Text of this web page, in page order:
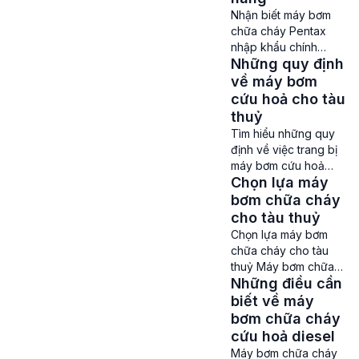
các thương hiệu máy
bơm chữa cháy trên
thị trường hiện nay,
Pentax vẫn luôn là cái
tên được biết tới
nhiều nhất cũng như
được ưa chuộng nhất.
[…]
Nhận biết máy bơm
chữa cháy Pentax
nhập khẩu chính
hãng từ Italy Nhận
biết máy bơm chữa
cháy Pentax – Hiện
nay, thị trường máy
bơm nước ở nước ta
đang có tình trạng trà
trộn rất nhiều hàng
giả, hàng nhái. Nhất là
những dòng máy bơm
nước nổi tiếng được
nhập khẩu […]
Những quy định
về máy bơm
cứu hoả cho tàu
thuỷ
Tìm hiểu những quy
định về việc trang bị
máy bơm cứu hoả
cho tàu thuỷ Máy
bơm cứu hoả cho tàu
thuỷ là một trong
những thiết bị chữa
cháy hàng hải vô
cùng cần thiết, có
khả năng cung cấp
lượng nước lớn với áp
suất cao để giúp dập
lửa một cách […]
Chọn lựa máy
bơm chữa cháy
cho tàu thuỷ
Chọn lựa máy bơm
chữa cháy cho tàu
thuỷ Máy bơm chữa
cháy cho tàu thuỷ –
Tàu thuỷ là một
phương tiện di
chuyển quan trọng
trên biển hay sông
Những điều cần
biết về máy
bơm chữa cháy
cứu hoả diesel
Máy bơm chữa cháy